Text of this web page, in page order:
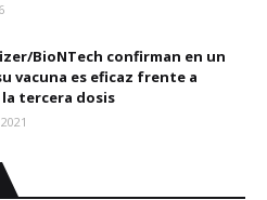
BioNTech confirman en un
vacuna es eficaz frente a
tercera dosis